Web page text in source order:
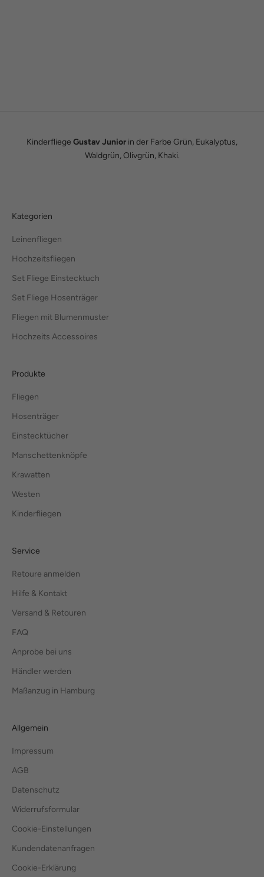
Kinderfliege Gustav Junior in der Farbe Grün, Eukalyptus,
Waldgrün, Olivgrün, Khaki.
Kategorien
Leinenfliegen
Hochzeitsfliegen
Set Fliege Einstecktuch
Set Fliege Hosenträger
Fliegen mit Blumenmuster
Hochzeits Accessoires
Produkte
Fliegen
Hosenträger
Einstecktücher
Manschettenknöpfe
Krawatten
Westen
Kinderfliegen
Service
Retoure anmelden
Hilfe & Kontakt
Versand & Retouren
FAQ
Anprobe bei uns
Händler werden
Maßanzug in Hamburg
Allgemein
Impressum
AGB
Datenschutz
Widerrufsformular
Cookie-Einstellungen
Kundendatenanfragen
Cookie-Erklärung